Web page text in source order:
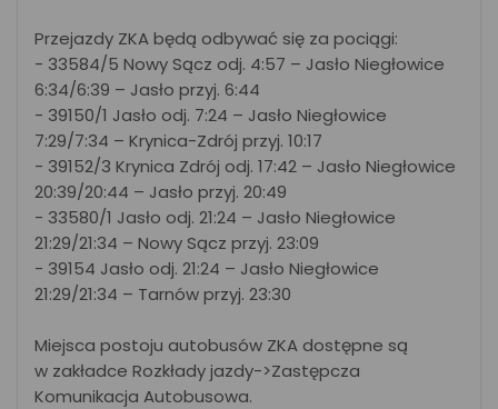
Przejazdy ZKA będą odbywać się za pociągi:
- 33584/5 Nowy Sącz odj. 4:57 – Jasło Niegłowice
6:34/6:39 – Jasło przyj. 6:44
- 39150/1 Jasło odj. 7:24 – Jasło Niegłowice
7:29/7:34 – Krynica-Zdrój przyj. 10:17
- 39152/3 Krynica Zdrój odj. 17:42 – Jasło Niegłowice
20:39/20:44 – Jasło przyj. 20:49
- 33580/1 Jasło odj. 21:24 – Jasło Niegłowice
21:29/21:34 – Nowy Sącz przyj. 23:09
- 39154 Jasło odj. 21:24 – Jasło Niegłowice
21:29/21:34 – Tarnów przyj. 23:30
Miejsca postoju autobusów ZKA dostępne są
w zakładce Rozkłady jazdy->Zastępcza
Komunikacja Autobusowa.